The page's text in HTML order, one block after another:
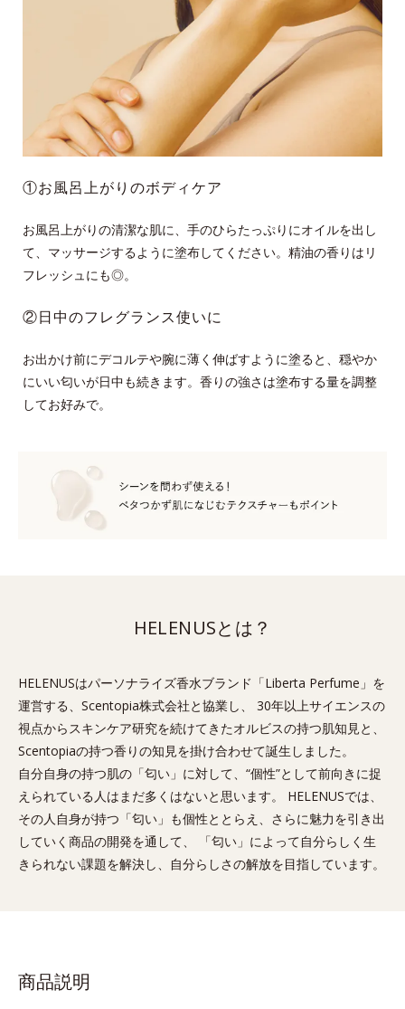
①お風呂上がりのボディケア
お風呂上がりの清潔な肌に、手のひらたっぷりにオイルを出し
て、マッサージするように塗布してください。精油の香りはリ
フレッシュにも◎。
②日中のフレグランス使いに
お出かけ前にデコルテや腕に薄く伸ばすように塗ると、穏やか
にいい匂いが日中も続きます。香りの強さは塗布する量を調整
してお好みで。
HELENUSとは？
HELENUSはパーソナライズ香水ブランド「Liberta Perfume」を
運営する、Scentopia株式会社と協業し、 30年以上サイエンスの
視点からスキンケア研究を続けてきたオルビスの持つ肌知見と、
Scentopiaの持つ香りの知見を掛け合わせて誕生しました。
自分自身の持つ肌の「匂い」に対して、“個性”として前向きに捉
えられている人はまだ多くはないと思います。 HELENUSでは、
その人自身が持つ「匂い」も個性ととらえ、さらに魅力を引き出
していく商品の開発を通して、 「匂い」によって自分らしく生
きられない課題を解決し、自分らしさの解放を目指しています。
商品説明